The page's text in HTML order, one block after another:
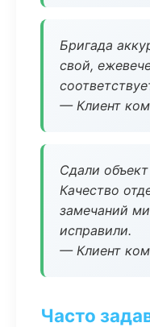
Бригада
свой,
— Клиент
Сдали
Качество
замечаний
исправили.
— Клиент
Часто